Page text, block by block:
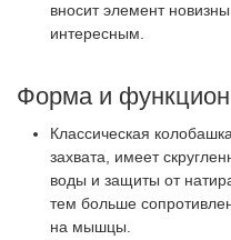
вносит элемент
интересным.
Форма и
Классическая
захвата, имеет
воды и защиты от
тем больше
на мышцы.